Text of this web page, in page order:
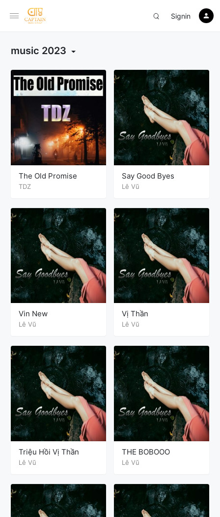
Signin
music 2023
The Old Promise
TDZ
Say Good Byes
Lê Vũ
Vin New
Lê Vũ
Vị Thần
Lê Vũ
Triệu Hồi Vị Thần
Lê Vũ
THE BOBOOO
Lê Vũ